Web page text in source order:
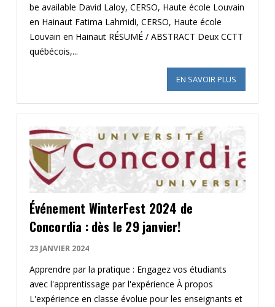
be available David Laloy, CERSO, Haute école Louvain
en Hainaut Fatima Lahmidi, CERSO, Haute école
Louvain en Hainaut RÉSUMÉ / ABSTRACT Deux CCTT
québécois,...
EN SAVOIR PLUS
Événement WinterFest 2024 de
Concordia : dès le 29 janvier!
23 JANVIER 2024
Apprendre par la pratique : Engagez vos étudiants
avec l'apprentissage par l'expérience À propos
L'expérience en classe évolue pour les enseignants et